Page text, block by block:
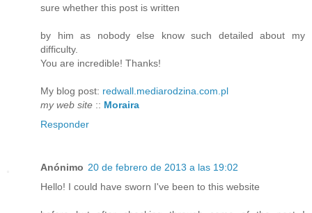
sure whether this post is written
by him as nobody else know such detailed about my
difficulty.
You are incredible! Thanks!
My blog post: redwall.mediarodzina.com.pl
my web site :: Moraira
Responder
Anónimo 20 de febrero de 2013 a las 19:02
Hello! I could have sworn I've been to this website